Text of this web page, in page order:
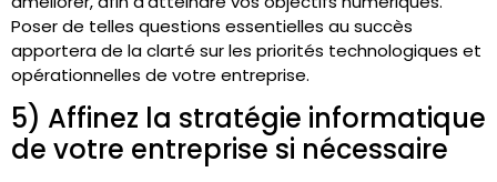
Poser de telles questions essentielles au succès
apportera de la clarté sur les priorités technologiques et
opérationnelles de votre entreprise.
5) Affinez la stratégie informatique
de votre entreprise si nécessaire